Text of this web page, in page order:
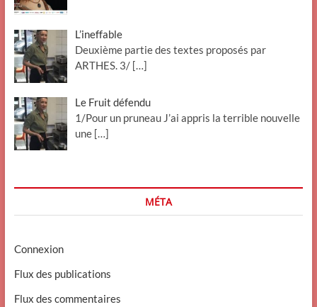
L’ineffable
Deuxième partie des textes proposés par
ARTHES. 3/ […]
Le Fruit défendu
1/Pour un pruneau J’ai appris la terrible nouvelle
une […]
MÉTA
Connexion
Flux des publications
Flux des commentaires